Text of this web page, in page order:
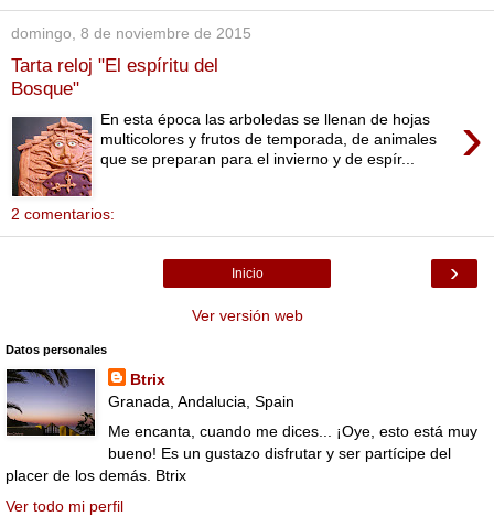
domingo, 8 de noviembre de 2015
Tarta reloj "El espíritu del
Bosque"
›
En esta época las arboledas se llenan de hojas
multicolores y frutos de temporada, de animales
que se preparan para el invierno y de espír...
2 comentarios:
›
Inicio
Ver versión web
Datos personales
Btrix
Granada, Andalucia, Spain
Me encanta, cuando me dices... ¡Oye, esto está muy
bueno! Es un gustazo disfrutar y ser partícipe del
placer de los demás. Btrix
Ver todo mi perfil